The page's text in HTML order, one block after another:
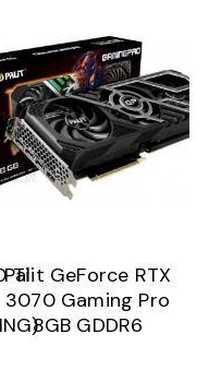
Ti
Palit GeForce RTX
3070 Gaming Pro
8GB GDDR6